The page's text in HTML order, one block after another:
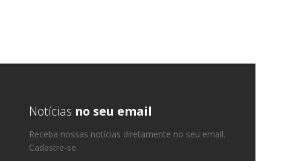
Notícias no seu email
Receba nossas notícias diretamente no seu email.
Cadastre-se.